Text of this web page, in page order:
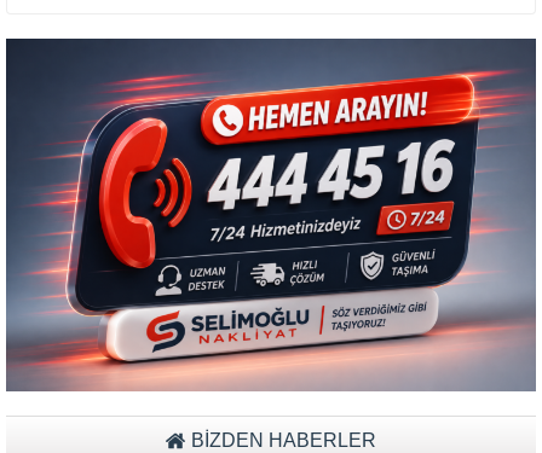
BİZDEN HABERLER
Müşteri Temsilcisi Fiyat Teklif
al